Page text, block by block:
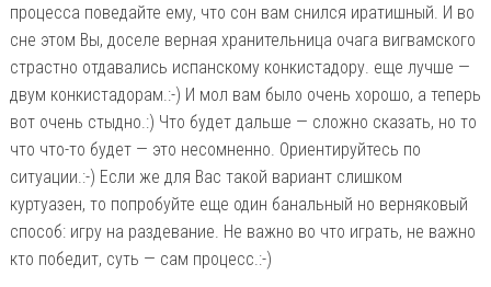
процесса поведайте ему, что сон вам снился иратишный. И во
сне этом Вы, доселе верная хранительница очага вигвамского
страстно отдавались испанскому конкистадору. еще лучше —
двум конкистадорам.:-) И мол вам было очень хорошо, а теперь
вот очень стыдно.:) Что будет дальше — сложно сказать, но то
что что-то будет — это несомненно. Ориентируйтесь по
ситуации.:-) Если же для Вас такой вариант слишком
куртуазен, то попробуйте еще один банальный но верняковый
способ: игру на раздевание. Не важно во что играть, не важно
кто победит, суть — сам процесс.:-)